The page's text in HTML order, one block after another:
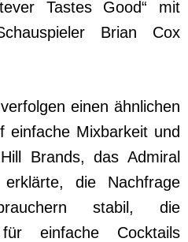
Tastes Good“ mit
Brian Cox
einen ähnlichen
einfache Mixbarkeit und
Brands, das Admiral
erklärte, die Nachfrage
stabil, die
einfache Cocktails